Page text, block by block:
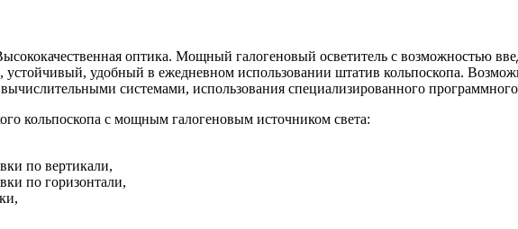
оптика. Мощный галогеновый осветитель с возможностью
удобный в ежедневном использовании штатив кольпоскопа.
системами, использования специализированного
кольпоскопа с мощным галогеновым источником света:
по вертикали,
по горизонтали,